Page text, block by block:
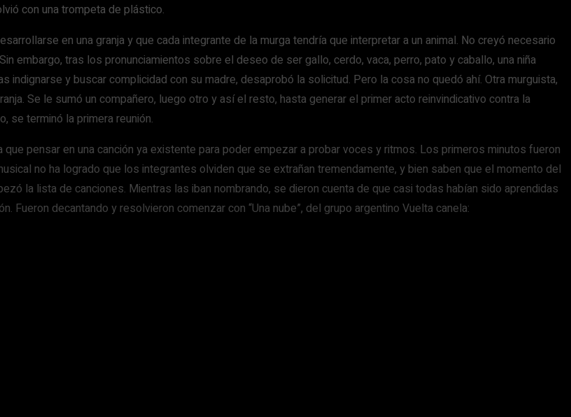
con una trompeta de plástico.
en una granja y que cada integrante de la murga tendría que interpretar a un animal. No creyó necesario
embargo, tras los pronunciamientos sobre el deseo de ser gallo, cerdo, vaca, perro, pato y caballo, una niña
indignarse y buscar complicidad con su madre, desaprobó la solicitud. Pero la cosa no quedó ahí. Otra murguista,
Se le sumó un compañero, luego otro y así el resto, hasta generar el primer acto reinvindicativo contra la
se terminó la primera reunión.
pensar en una canción ya existente para poder empezar a probar voces y ritmos. Los primeros minutos fueron
no ha logrado que los integrantes olviden que se extrañan tremendamente, y bien saben que el momento del
la lista de canciones. Mientras las iban nombrando, se dieron cuenta de que casi todas habían sido aprendidas
decantando y resolvieron comenzar con “Una nube”, del grupo argentino Vuelta canela: